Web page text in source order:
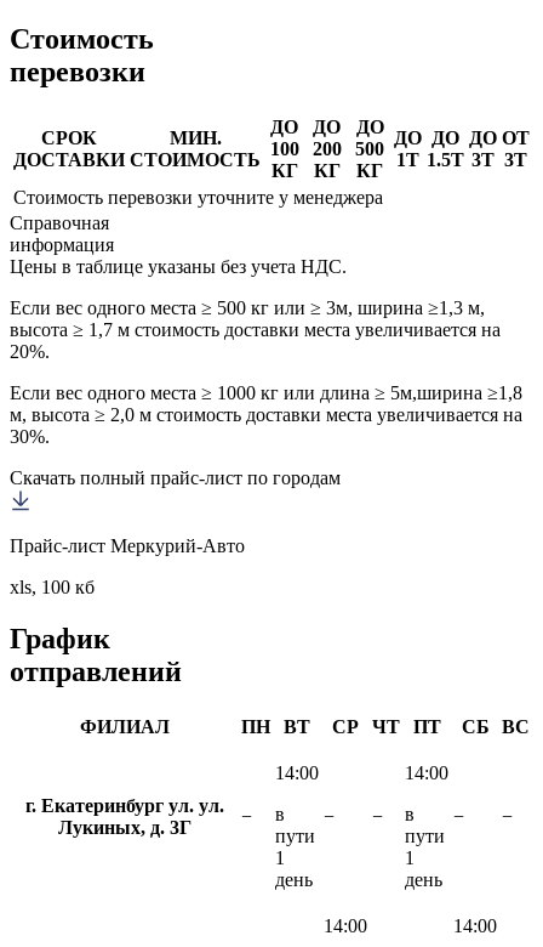
Стоимость
перевозки
СРОК
ДОСТАВКИ
МИН.
СТОИМОСТЬ
ДО
100
КГ
ДО
200
КГ
ДО
500
КГ
ДО
1Т
ДО
1.5Т
ДО
3Т
ОТ
3Т
Стоимость перевозки уточните у менеджера
Справочная
информация
Цены в таблице указаны без учета НДС.
Если вес одного места ≥ 500 кг или ≥ 3м, ширина ≥1,3 м,
высота ≥ 1,7 м стоимость доставки места увеличивается на
20%.
Если вес одного места ≥ 1000 кг или длина ≥ 5м,ширина ≥1,8
м, высота ≥ 2,0 м стоимость доставки места увеличивается на
30%.
Скачать полный прайс-лист по городам
Прайс-лист Меркурий-Авто
xls, 100 кб
График
отправлений
ФИЛИАЛ ПН ВТ СР ЧТ ПТ СБ ВС
г. Екатеринбург ул. ул.
Лукиных, д. 3Г
−
14:00
в
пути
1
день
− −
14:00
в
пути
1
день
− −
14:00
14:00